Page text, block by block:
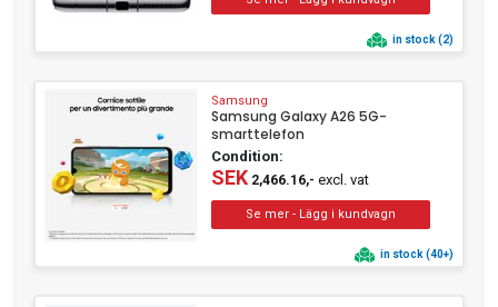
(2)
in stock (2)
Samsung
Samsung Galaxy A26 5G-
smarttelefon
Condition:
SEK2,466.16,- excl. vat
in stock (40+)